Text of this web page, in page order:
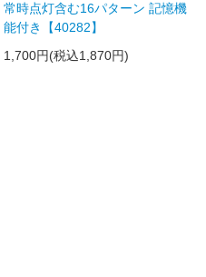
常時点灯含む16パターン 記憶機
能付き【40282】
1,700円(税込1,870円)